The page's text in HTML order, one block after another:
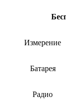
Измерение
Батарея
Радио